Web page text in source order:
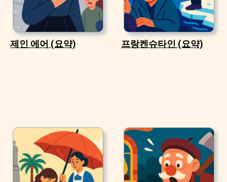
제인 에어 (요약) 프랑켄슈타인 (요약)